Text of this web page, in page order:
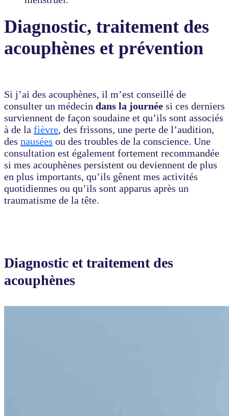
Diagnostic, traitement des
acouphènes et prévention
Si j’ai des acouphènes, il m’est conseillé de
consulter un médecin dans la journée si ces derniers
surviennent de façon soudaine et qu’ils sont associés
à de la fièvre, des frissons, une perte de l’audition,
des nausées ou des troubles de la conscience. Une
consultation est également fortement recommandée
si mes acouphènes persistent ou deviennent de plus
en plus importants, qu’ils gênent mes activités
quotidiennes ou qu’ils sont apparus après un
traumatisme de la tête.
Diagnostic et traitement des
acouphènes